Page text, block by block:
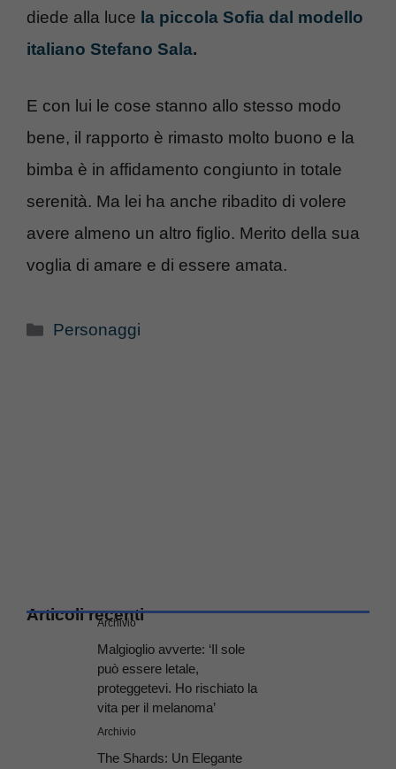
diede alla luce la piccola Sofia dal modello
italiano Stefano Sala.
E con lui le cose stanno allo stesso modo
bene, il rapporto è rimasto molto buono e la
bimba è in affidamento congiunto in totale
serenità. Ma lei ha anche ribadito di volere
avere almeno un altro figlio. Merito della sua
voglia di amare e di essere amata.
Categorie
Personaggi
Articoli recenti
Archivio
Malgioglio avverte: ‘Il sole
può essere letale,
proteggetevi. Ho rischiato la
vita per il melanoma’
Archivio
The Shards: Un Elegante